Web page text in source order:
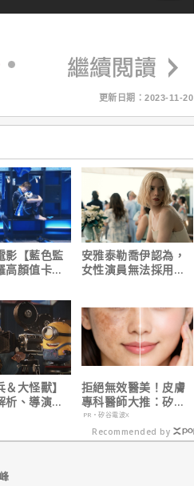
更新日期：2023-11-20
影【藍色監
高顏值卡司
安雅泰勒喬伊認為，
女性演員無法採用方
＆大怪獸】
析、導演皮
拒絕無效醫美！皮膚
專科醫師大推：矽谷
電波 X 讓肌膚由內而
外更強韌
PR・矽谷電波X
Recommended by